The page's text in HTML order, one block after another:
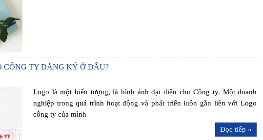
CÔNG TY ĐĂNG KÝ Ở ĐÂU?
Logo là một biểu tượng, là hình ảnh đại diện cho Công ty. Một doanh
nghiệp trong quá trình hoạt động và phát triển luôn gắn liền với Logo
công ty của mình
Đọc tiếp »